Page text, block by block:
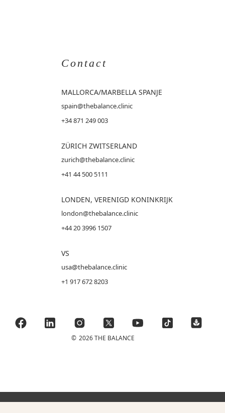
Contact
MALLORCA/MARBELLA SPANJE
spain@thebalance.clinic
+34 871 249 003
ZÜRICH ZWITSERLAND
zurich@thebalance.clinic
+41 44 500 5111
LONDEN, VERENIGD KONINKRIJK
london@thebalance.clinic
+44 20 3996 1507
VS
usa@thebalance.clinic
+1 917 672 8203
© 2026 THE BALANCE